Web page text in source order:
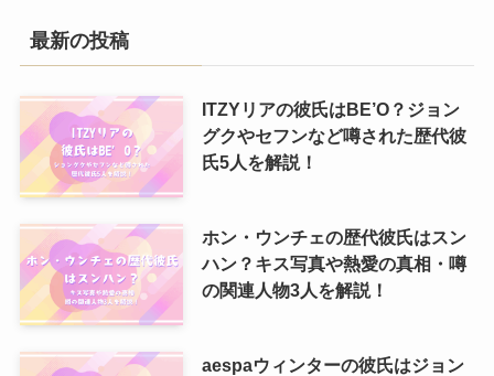
最新の投稿
ITZYリアの彼氏はBE’O？ジョン
グクやセフンなど噂された歴代彼
氏5人を解説！
ホン・ウンチェの歴代彼氏はスン
ハン？キス写真や熱愛の真相・噂
の関連人物3人を解説！
aespaウィンターの彼氏はジョン